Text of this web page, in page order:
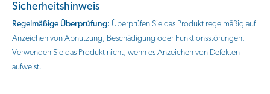
Sicherheitshinweis
Regelmäßige Überprüfung: Überprüfen Sie das Produkt regelmäßig auf
Anzeichen von Abnutzung, Beschädigung oder Funktionsstörungen.
Verwenden Sie das Produkt nicht, wenn es Anzeichen von Defekten
aufweist.